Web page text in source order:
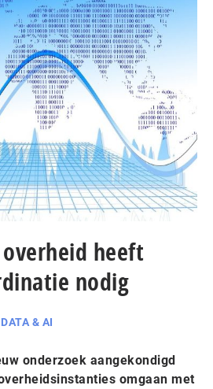
heeft
nodig
DATA & AI
onderzoek aangekondigd
omgaan met